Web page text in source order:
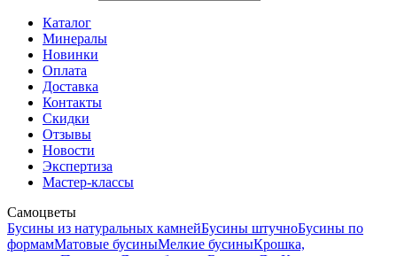
Каталог
Минералы
Новинки
Оплата
Доставка
Контакты
Скидки
Отзывы
Новости
Экспертиза
Мастер-классы
Самоцветы
Бусины из натуральных камнейБусины штучноБусины по
формамМатовые бусиныМелкие бусиныКрошка,